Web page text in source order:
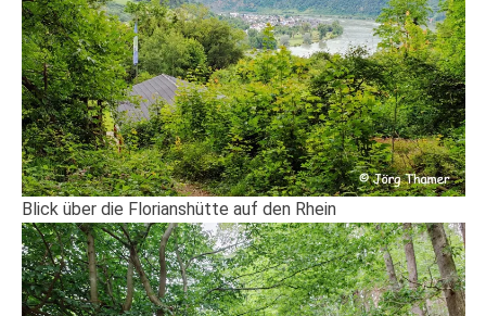
Blick über die Florianshütte auf den Rhein